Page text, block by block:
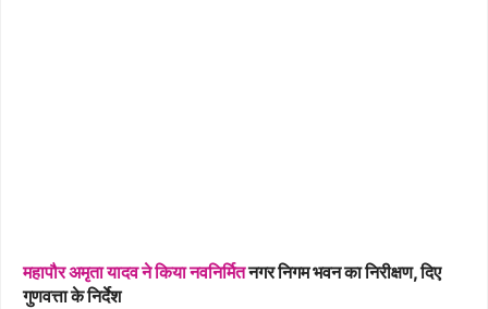
महापौरअमृतायादवनेकियानवनिर्मितनगर निगम भवन का निरीक्षण, दिए
गुणवत्ता के निर्देश